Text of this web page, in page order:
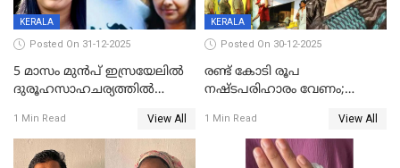
KERALA
Posted On 31-12-2025
5 മാസം മുൻപ് ഇസ്രയേലിൽ
ദുരൂഹസാഹചര്യത്തിൽ
മലയാളി യുവാവിന്റെ ഭാര്യയും
മരിച്ചു
1 Min Read View All
KERALA
Posted On 30-12-2025
രണ്ട് കോടി രൂപ
നഷ്ടപരിഹാരം വേണം;
നോട്ടീസയച്ച് ഉമാ തോമസ്
1 Min Read View All